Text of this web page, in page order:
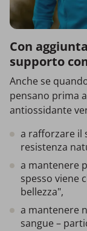
Con
supporto
Anche se
pensano prima
antiossidante
a rafforzare il
resistenza
a mantenere
spesso viene
bellezza",
a mantenere
sangue –